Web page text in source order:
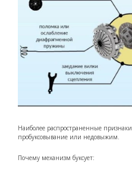
Наиболее распространенные
пробуксовывание или недовыжим.
Почему механизм буксует: